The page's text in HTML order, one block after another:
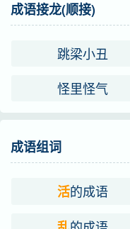
跳
成语接龙(顺接)
跳梁小丑
怪里怪气
成语组词
活的成语